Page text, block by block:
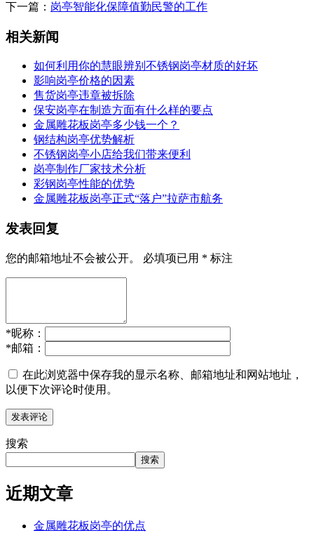
下一篇： 岗亭智能化保障值勤民警的工作
相关新闻
如何利用你的慧眼辨别不锈钢岗亭材质的好坏
影响岗亭价格的因素
售货岗亭违章被拆除
保安岗亭在制造方面有什么样的要点
金属雕花板岗亭多少钱一个？
钢结构岗亭优势解析
不锈钢岗亭小店给我们带来便利
岗亭制作厂家技术分析
彩钢岗亭性能的优势
金属雕花板岗亭正式“落户”拉萨市航务
发表回复
您的邮箱地址不会被公开。 必填项已用 * 标注
*昵称：
*邮箱：
在此浏览器中保存我的显示名称、邮箱地址和网站地址，
以便下次评论时使用。
搜索
搜索
近期文章
金属雕花板岗亭的优点